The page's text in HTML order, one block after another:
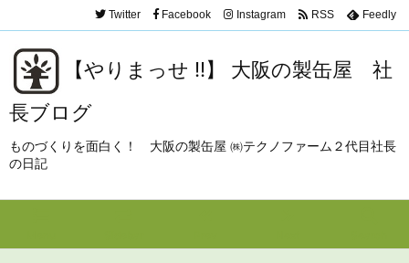
【やりまっせ !!】 大阪の製缶屋 社
長ブログ
ものづくりを面白く！ 大阪の製缶屋 ㈱テクノファーム２代目社長
の日記
Twitter Facebook Instagram RSS Feedly